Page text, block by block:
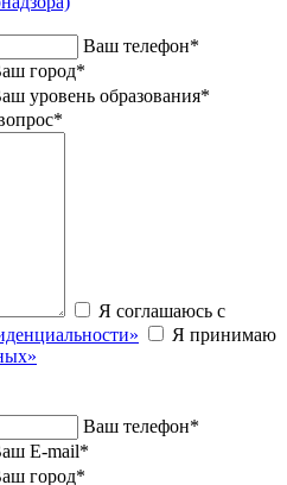
Ваш телефон*
город*
уровень образования*
*
Я соглашаюсь с
Я принимаю
Ваш телефон*
E-mail*
город*